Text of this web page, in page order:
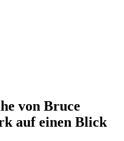
von Bruce
auf einen Blick